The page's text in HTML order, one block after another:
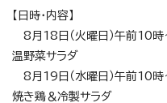
【日時・内容】
8月18日（火曜日）午前10
温野菜サラダ
8月19日（水曜日）午前10
焼き鶏＆冷製サラダ